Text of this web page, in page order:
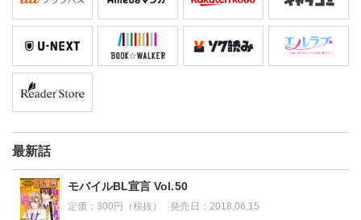
最新話
モバイルBL宣言 Vol.50
定価：300円（税抜） 発売日： 2018.06.15